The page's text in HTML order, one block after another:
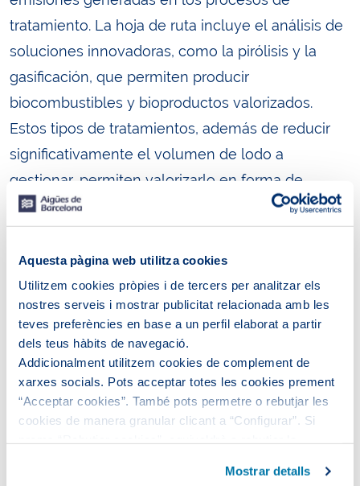
Aquesta pàgina web utilitza cookies
Utilitzem cookies pròpies i de tercers per analitzar els
nostres serveis i mostrar publicitat relacionada amb les
teves preferències en base a un perfil elaborat a partir
dels teus hàbits de navegació.
Addicionalment utilitzem cookies de complement de
xarxes socials. Pots acceptar totes les cookies prement
“Acceptar cookies”. També pots permetre o rebutjar les
cookies de manera granular clicant a “Configurar”. Si
que són indispensables perquè el lloc web funcioni i que,
Mostrar detalls
tratamiento. La hoja de ruta incluye el análisis de
soluciones innovadoras, como la pirólisis y la
gasificación, que permiten producir
biocombustibles y bioproductos valorizados.
Estos tipos de tratamientos, además de reducir
significativamente el volumen de lodo a
gestionar, permiten valorizarlo en forma de
combustible, e incluso obtener productos como
el biochar, con una alta capacidad de captación
de carbono y de mejora de las propiedades del
suelo agrícola.
Simultáneamente, Aigües de Barcelona está
construyendo un sistema de digestión
anaeróbica en la estación depuradora de aguas
residuales de Montcada i Reixac para valorizar los
fangos que se generan en el proceso de
depuración del agua. Se producirán hasta 3,2
millones de metros cúbicos de biogás, lo que